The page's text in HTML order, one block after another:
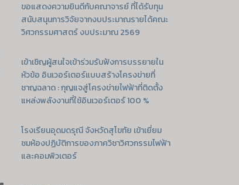
ขอแสดงความยินดีกับคณาจารย์ ที่ได้รับทุน
สนับสนุนการวิจัยจากงบประมาณรายได้คณะ
วิศวกรรมศาสตร์ งบประมาณ 2569
เข้าเชิญผู้สนใจเข้าร่วมรับฟังการบรรยายใน
หัวข้อ อินเวอร์เตอร์แบบสร้างโครงข่ายที่
ชาญฉลาด : กุญแจสู่โครงข่ายไฟฟ้าที่ติดตั้ง
แหล่งพลังงานที่ใช้อินเวอร์เตอร์ 100 %
โรงเรียนอุดมดรุณี จังหวัดสุโขทัย เข้าเยี่ยม
ชมห้องปฏิบัติการของภาควิชาวิศวกรรมไฟฟ้า
และคอมพิวเตอร์